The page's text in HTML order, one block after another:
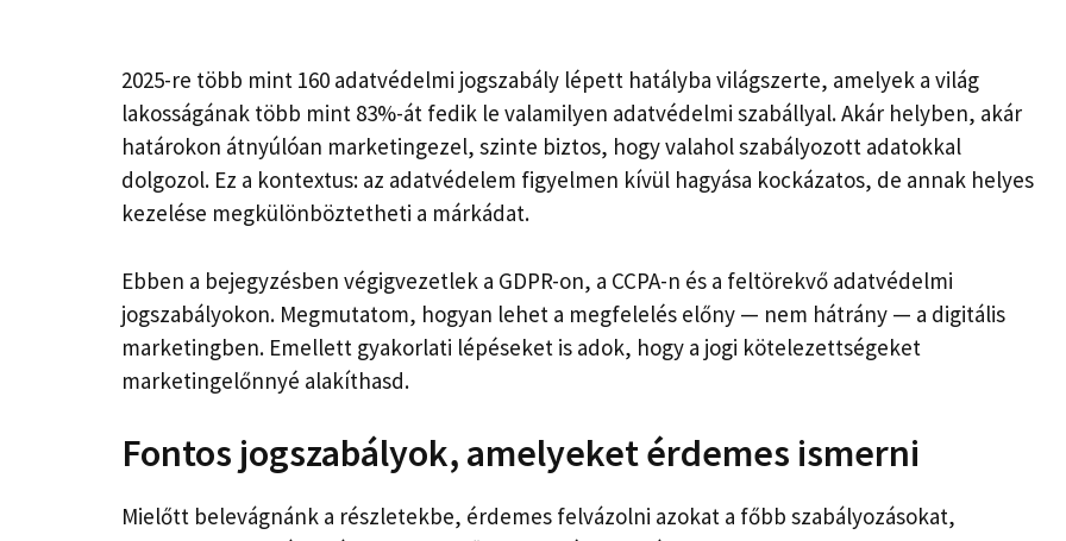
2025-re több mint 160 adatvédelmi jogszabály lépett hatályba világszerte, amelyek a világ
lakosságának több mint 83%-át fedik le valamilyen adatvédelmi szabállyal. Akár helyben, akár
határokon átnyúlóan marketingezel, szinte biztos, hogy valahol szabályozott adatokkal
dolgozol. Ez a kontextus: az adatvédelem figyelmen kívül hagyása kockázatos, de annak helyes
kezelése megkülönböztetheti a márkádat.
Ebben a bejegyzésben végigvezetlek a GDPR-on, a CCPA-n és a feltörekvő adatvédelmi
jogszabályokon. Megmutatom, hogyan lehet a megfelelés előny — nem hátrány — a digitális
marketingben. Emellett gyakorlati lépéseket is adok, hogy a jogi kötelezettségeket
marketingelőnnyé alakíthasd.
Fontos jogszabályok, amelyeket érdemes ismerni
Mielőtt belevágnánk a részletekbe, érdemes felvázolni azokat a főbb szabályozásokat,